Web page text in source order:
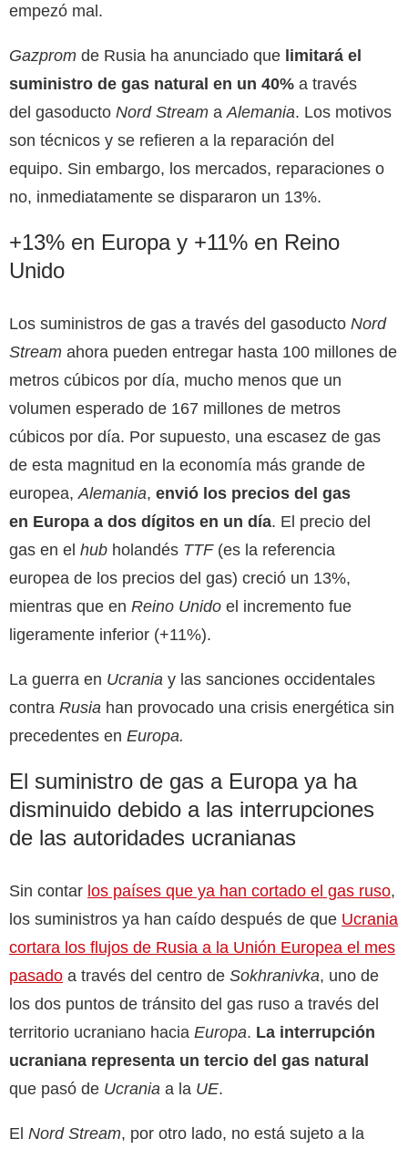
empezó mal.
Gazprom de Rusia ha anunciado que limitará el
suministro de gas natural en un 40% a través
del gasoducto Nord Stream a Alemania. Los motivos
son técnicos y se refieren a la reparación del
equipo. Sin embargo, los mercados, reparaciones o
no, inmediatamente se dispararon un 13%.
+13% en Europa y +11% en Reino
Unido
Los suministros de gas a través del gasoducto Nord
Stream ahora pueden entregar hasta 100 millones de
metros cúbicos por día, mucho menos que un
volumen esperado de 167 millones de metros
cúbicos por día. Por supuesto, una escasez de gas
de esta magnitud en la economía más grande de
europea, Alemania, envió los precios del gas
en Europa a dos dígitos en un día. El precio del
gas en el hub holandés TTF(es la referencia
europea de los precios del gas) creció un 13%,
mientras que en Reino Unido el incremento fue
ligeramente inferior (+11%).
La guerra en Ucrania y las sanciones occidentales
contra Rusia han provocado una crisis energética sin
precedentes en Europa.
El suministro de gas a Europa ya ha
disminuido debido a las interrupciones
de las autoridades ucranianas
Sin contar los países que ya han cortado el gas ruso,
los suministros ya han caído después de que Ucrania
cortara los flujos de Rusia a la Unión Europea el mes
pasado a través del centro de Sokhranivka, uno de
los dos puntos de tránsito del gas ruso a través del
territorio ucraniano hacia Europa. La interrupción
ucraniana representa un tercio del gas natural
que pasó de Ucrania a la UE.
El Nord Stream, por otro lado, no está sujeto a la